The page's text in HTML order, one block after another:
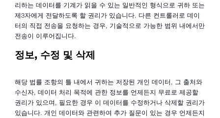
리하는 데이터를 기계가 읽을 수 있는 일반적인 형식으로 귀하 또는
제3자에게 전달하도록 할 권리가 있습니다. 다른 컨트롤러로 데이
터의 직접 전송을 요청하는 경우, 기술적으로 가능한 범위 내에서만
전송이 이루어집니다.
정보, 수정 및 삭제
해당 법률 조항의 틀 내에서 귀하는 저장된 개인 데이터, 그 출처와
수신자, 데이터 처리 목적에 관한 정보를 언제든지 무료로 제공할
권리가 있으며, 필요한 경우 이 데이터를 수정하거나 삭제할 권리가
있습니다. 개인 데이터와 관련하여 추가 질문이 있는 경우 언제든지